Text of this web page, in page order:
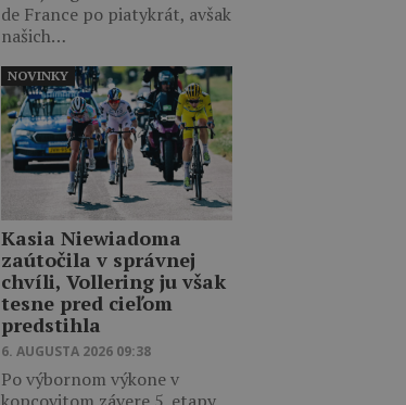
de France po piatykrát, avšak
našich…
Kasia Niewiadoma
zaútočila v správnej
chvíli, Vollering ju však
tesne pred cieľom
predstihla
6. AUGUSTA 2026 09:38
Po výbornom výkone v
kopcovitom závere 5. etapy
NOVINKY